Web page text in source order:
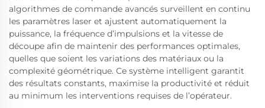
algorithmes de commande avancés surveillent en continu
les paramètres laser et ajustent automatiquement la
puissance, la fréquence d’impulsions et la vitesse de
découpe afin de maintenir des performances optimales,
quelles que soient les variations des matériaux ou la
complexité géométrique. Ce système intelligent garantit
des résultats constants, maximise la productivité et réduit
au minimum les interventions requises de l’opérateur.